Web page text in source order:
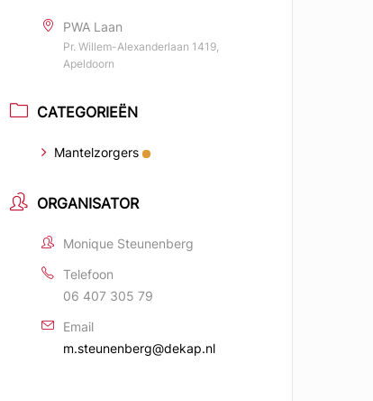
PWA Laan
Pr. Willem-Alexanderlaan 1419,
Apeldoorn
CATEGORIEËN
Mantelzorgers
ORGANISATOR
Monique Steunenberg
Telefoon
06 407 305 79
Email
m.steunenberg@dekap.nl